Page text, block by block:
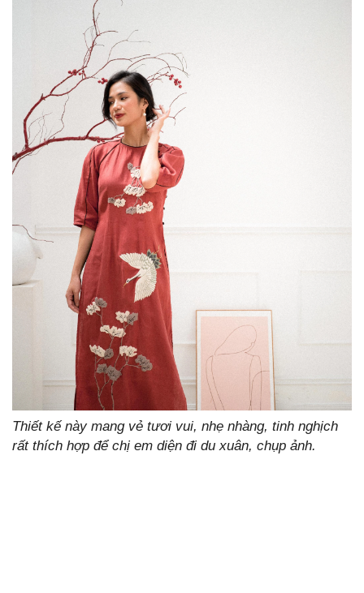
Thiết kế này mang vẻ tươi vui, nhẹ nhàng, tinh nghịch
rất thích hợp để chị em diện đi du xuân, chụp ảnh.